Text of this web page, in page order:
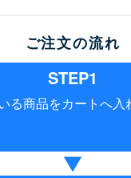
ご注文の流れ
STEP1
る商品をカートへ入